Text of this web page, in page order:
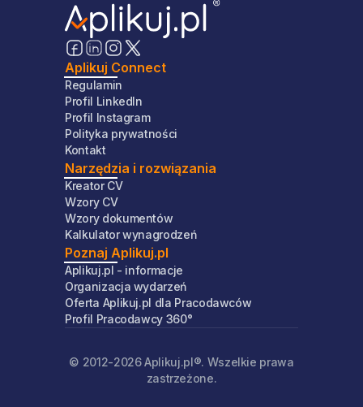
Aplikuj Connect
Regulamin
Profil LinkedIn
Profil Instagram
Polityka prywatności
Kontakt
Narzędzia i rozwiązania
Kreator CV
Wzory CV
Wzory dokumentów
Kalkulator wynagrodzeń
Poznaj Aplikuj.pl
Aplikuj.pl - informacje
Organizacja wydarzeń
Oferta Aplikuj.pl dla Pracodawców
Profil Pracodawcy 360°
© 2012-2026Aplikuj.pl®. Wszelkie prawa
zastrzeżone.